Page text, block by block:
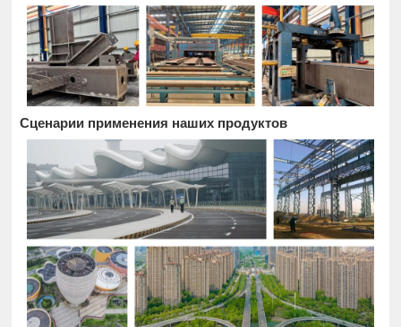
Сценарии применения наших продуктов